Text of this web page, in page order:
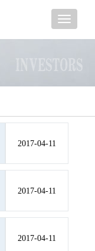
导
航
2017-04-11
2017-04-11
2017-04-11